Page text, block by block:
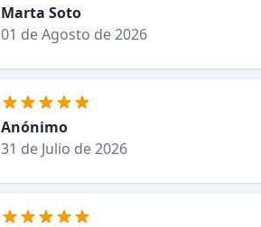
Marta Soto
01 de Agosto de 2026
Anónimo
31 de Julio de 2026